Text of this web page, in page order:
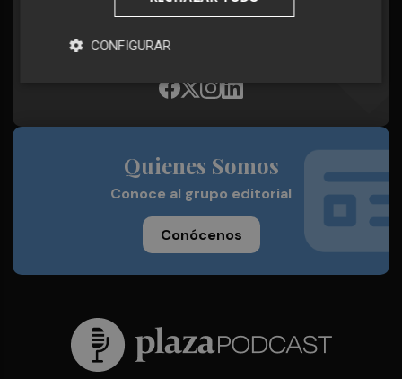
Síguenos en redes
Plaza Podcast, desde cualquier medio
Quienes Somos
Conoce al grupo editorial
Conócenos
CONFIGURAR